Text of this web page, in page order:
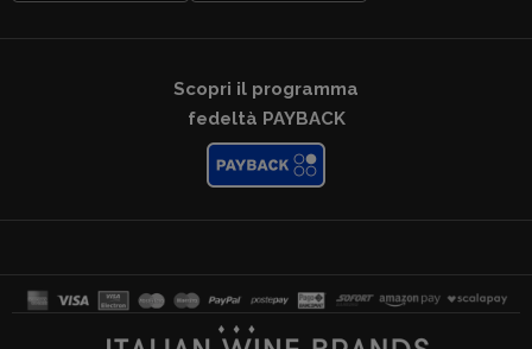
Scopri il programma
fedeltà PAYBACK